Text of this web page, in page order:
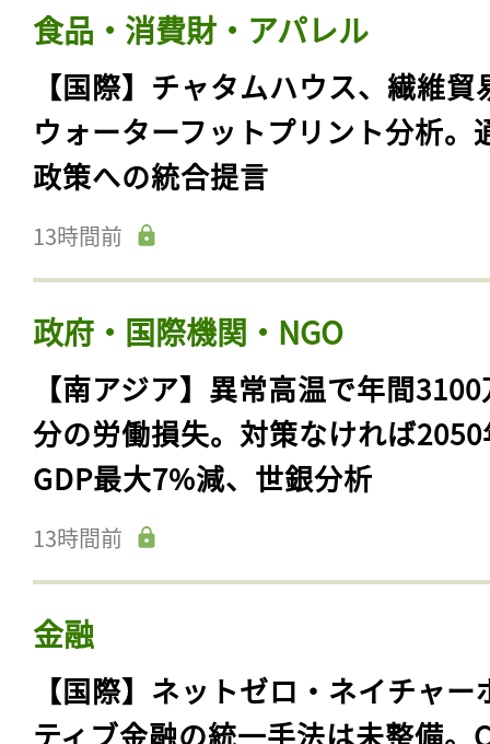
食品・消費財・アパレル
【国際】チャタムハウス、繊維貿
ウォーターフットプリント分析。
政策への統合提言
13時間前
政府・国際機関・NGO
【南アジア】異常高温で年間
分の労働損失。対策なければ
GDP最大7%減、世銀分析
13時間前
金融
【国際】ネットゼロ・ネイチャー
ティブ金融の統一手法は未整備。